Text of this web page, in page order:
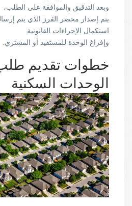
وبعد التدقيق والموافقة على الطلب،
يتم إصدار محضر الفرز الذي يتم
استكمال الإجراءات القانونية
وإفراغ الوحدة للمستفيد أو المشتري.
خطوات تقديم
الوحدات السكنية